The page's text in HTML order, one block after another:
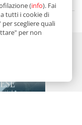
(info). Fai
tutti i cookie di
scegliere quali
per non